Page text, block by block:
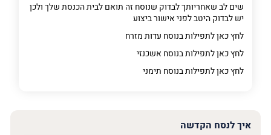
שים לב שאחריותך לבדוק שנוסח זה תואם לבית הכנסת שלך ולכן
יש לבדוק היטב לפני אישור ביצוע
לחץ כאן לתפילות בנוסח עדות מזרח
לחץ כאן לתפילות בנוסח אשכנזי
לחץ כאן לתפילות בנוסח תימני
איך לנסח הקדשה